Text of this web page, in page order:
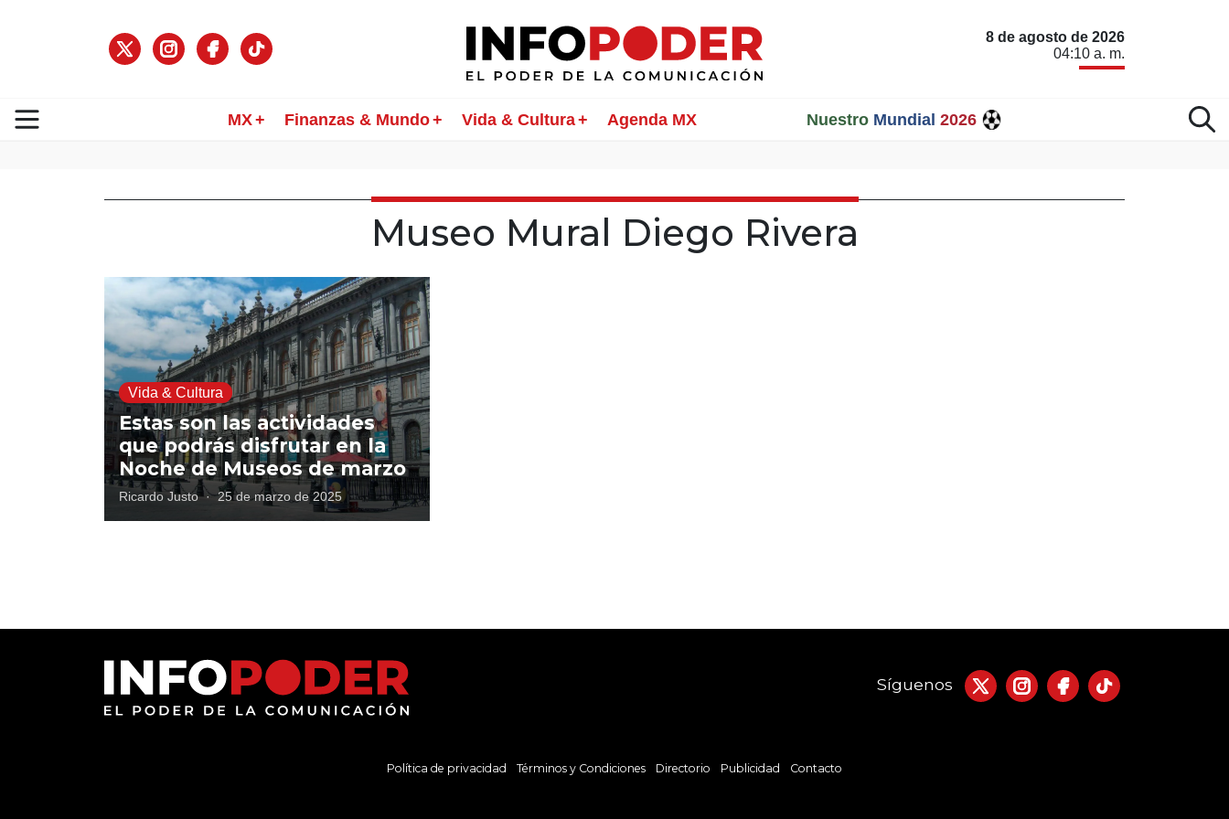
8 de agosto de 2026
04:10 a. m.
MX Finanzas & Mundo Vida & Cultura Agenda MX Nuestro Mundial 2026
Museo Mural Diego Rivera
Vida & Cultura
Estas son las actividades
que podrás disfrutar en la
Noche de Museos de marzo
Ricardo Justo· 25 de marzo de 2025
Síguenos
Política de privacidad Términos y Condiciones Directorio Publicidad Contacto